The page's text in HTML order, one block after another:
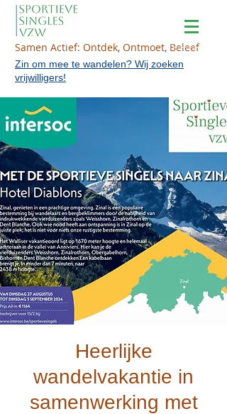
Samen Actief: Ontdek, Ontmoet, Beleef
Zin om mee te wandelen? Wij zoeken
vrijwilligers!
Heerlijke
wandelvakantie in
samenwerking met